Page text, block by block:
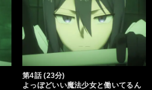
第4話 (23分)
よっぽどいい魔法少女と働いてるん